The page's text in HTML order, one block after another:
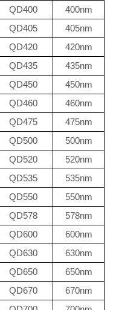
QD400 400nm
QD405 405nm
QD420
420nm
QD435
435nm
QD450
450nm
QD460
460nm
QD475
475nm
QD500
500nm
QD520
520nm
QD535
535nm
QD550
550nm
QD578
578nm
QD600
600nm
QD630
630nm
QD650
650nm
QD670
670nm